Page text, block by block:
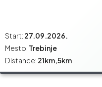
Start: 27.09.2026.
Mesto: Trebinje
Distance: 21km,5km